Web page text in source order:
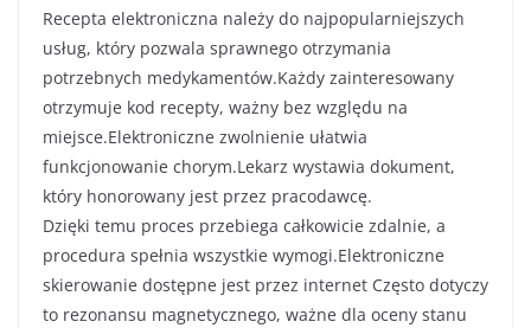
Recepta elektroniczna należy do najpopularniejszych
usług, który pozwala sprawnego otrzymania
potrzebnych medykamentów.Każdy zainteresowany
otrzymuje kod recepty, ważny bez względu na
miejsce.Elektroniczne zwolnienie ułatwia
funkcjonowanie chorym.Lekarz wystawia dokument,
który honorowany jest przez pracodawcę.
Dzięki temu proces przebiega całkowicie zdalnie, a
procedura spełnia wszystkie wymogi.Elektroniczne
skierowanie dostępne jest przez internet Często dotyczy
to rezonansu magnetycznego, ważne dla oceny stanu